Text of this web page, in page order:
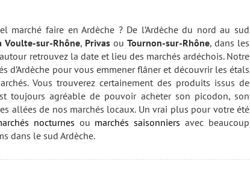
marché faire en Ardèche ? De l’Ardèche du nord au sud
Voulte-sur-Rhône, Privasou Tournon-sur-Rhône, dans les
retrouvez la date et lieu des marchés ardéchois. Notre
d’Ardèche pour vous emmener flâner et découvrir les étals
Vous trouverez certainement des produits issus de
toujours agréable de pouvoir acheter son picodon, son
allées de nos marchés locaux. Un vrai plus pour votre été
nocturnes ou marchés saisonniers avec beaucoup
dans le sud Ardèche.